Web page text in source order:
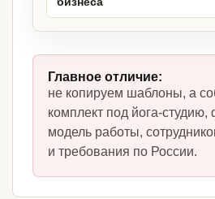
Главное отличие:
не копируем шаблоны, а
комплект под йога-студию,
модель работы,
и требования по России.